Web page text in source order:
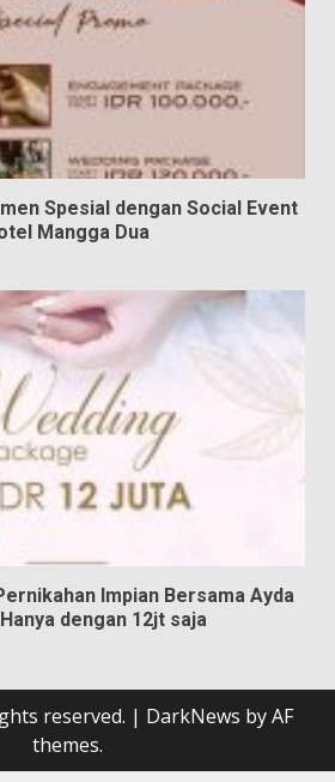
Spesial dengan Social Event
Mangga Dua
Impian Bersama Ayda
dengan 12jt saja
reserved. | DarkNews by AF
themes.